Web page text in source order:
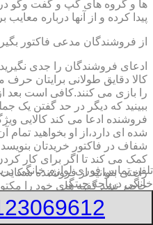
ها و گروه های گپ و گفت وگو در
پیدا کرده و از آنها درباره
از فروشندگان مدعی فاکتور
ادعای فروشندگان را جدی
کالا دقایق طولانی برایتان
را بازی می کنند.کافی است بعد
ببینید که دیگر در حد گفتن یک
فروشنده ادعا می کند کالایی
شده ای دارد،از او بخواهید
شفاف در فاکتور خریدتان
کمک می کند تا اگر برای کار
راحتی بتوانید از فروشنده
حاضر نشد گفته های خود را
کاسه است.این گزینه به ویژه
بزرگ و با قیمت بیشتر می تواند
تلفن تماس فوریلوازم خانگی
خانگی دریاچه چیتگر